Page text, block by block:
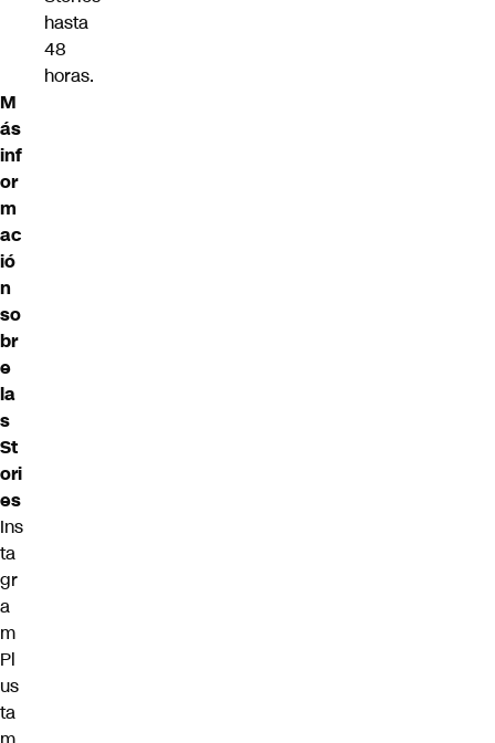
hasta
48
horas.
M
ás
inf
or
m
ac
ió
n
so
br
e
la
s
St
ori
es
Ins
ta
gr
a
m
Pl
us
ta